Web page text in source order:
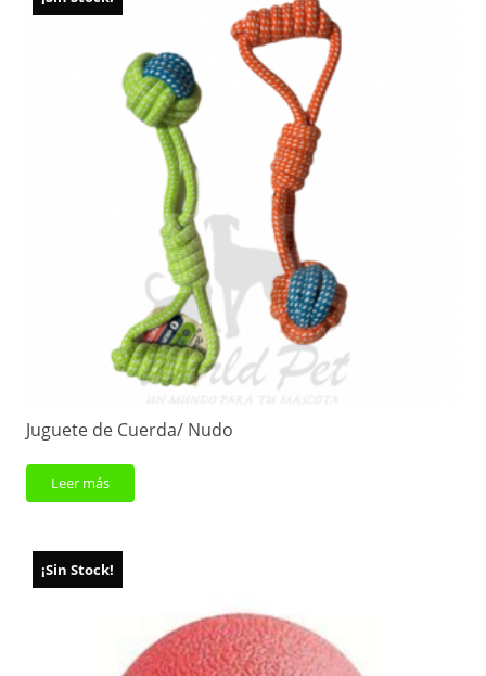
Juguete de Cuerda/ Nudo
Leer más
¡Sin Stock!